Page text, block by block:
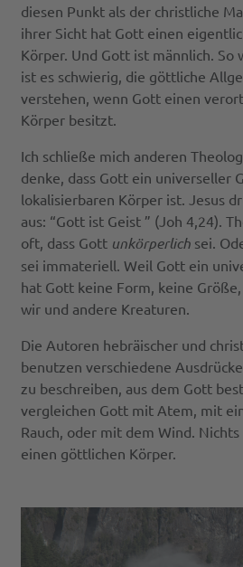
diesen Punkt als der christliche
ihrer Sicht hat Gott einen
Körper. Und Gott ist männlich. So
ist es schwierig, die göttliche
verstehen, wenn Gott einen
Körper besitzt.
Ich schließe mich anderen
denke, dass Gott ein universeller
lokalisierbaren Körper ist. Jesus
aus: “Gott ist Geist ” (Joh 4,24).
oft, dass Gott unkörperlichsei.
sei immateriell. Weil Gott ein
hat Gott keine Form, keine
wir und andere Kreaturen.
Die Autoren hebräischer und
benutzen verschiedene
zu beschreiben, aus dem Gott
vergleichen Gott mit Atem, mit
Rauch, oder mit dem Wind.
einen göttlichen Körper.